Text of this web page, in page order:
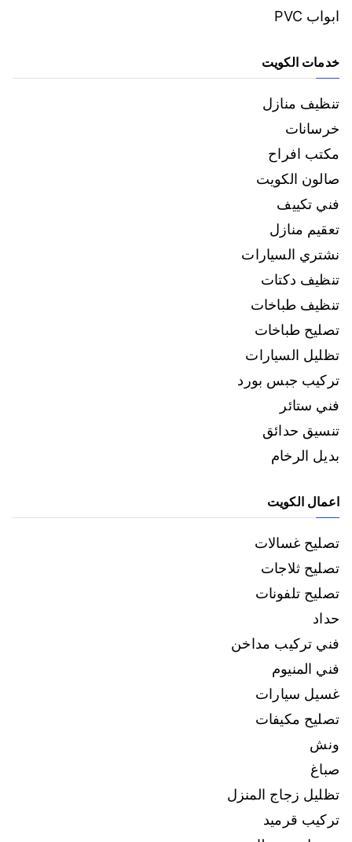
ابواب PVC
خدمات الكويت
تنظيف منازل
خرسانات
مكتب افراح
صالون الكويت
فني تكييف
تعقيم منازل
نشتري السيارات
تنظيف دكتات
تنظيف طباخات
تصليح طباخات
تظليل السيارات
تركيب جبس بورد
فني ستائر
تنسيق حدائق
بديل الرخام
اعمال الكويت
تصليح غسالات
تصليح ثلاجات
تصليح تلفونات
حداد
فني تركيب مداخن
فني المنيوم
غسيل سيارات
تصليح مكيفات
ونش
صباغ
تظليل زجاج المنزل
تركيب قرميد